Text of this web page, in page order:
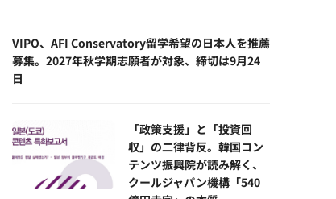
VIPO、AFI Conservatory留学希望の日本人を推薦
募集。2027年秋学期志願者が対象、締切は9月24
日
「政策支援」と「投資回
収」の二律背反。韓国コン
テンツ振興院が読み解く、
クールジャパン機構「540